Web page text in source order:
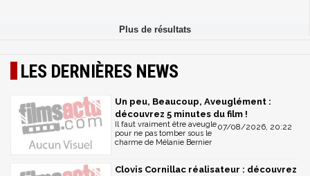
LES DERNIÈRES NEWS
Un peu, Beaucoup, Aveuglément :
découvrez 5 minutes du film !
07/08/2026, 20:22
Il faut vraiment être aveugle
pour ne pas tomber sous le
charme de Mélanie Bernier
Clovis Cornillac réalisateur : découvrez